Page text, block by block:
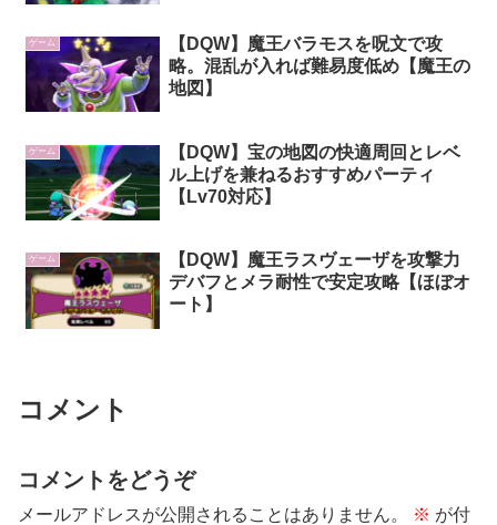
ゲーム
【DQW】魔王バラモスを呪文で攻
略。混乱が入れば難易度低め【魔王の
地図】
ゲーム
【DQW】宝の地図の快適周回とレベ
ル上げを兼ねるおすすめパーティ
【Lv70対応】
ゲーム
【DQW】魔王ラスヴェーザを攻撃力
デバフとメラ耐性で安定攻略【ほぼオ
ート】
コメント
コメントをどうぞ
メールアドレスが公開されることはありません。 ※ が付